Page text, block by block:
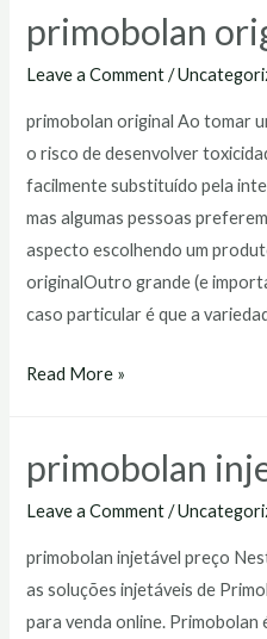
primobolan
Leave a Comment /
primobolan original Ao tomar
o risco de desenvolver
facilmente substituído pela
mas algumas pessoas
aspecto escolhendo um
originalOutro grande (e
caso particular é que a
primobolan
Read More »
primobolan
Leave a Comment /
primobolan injetável preço
as soluções injetáveis de
para venda online.